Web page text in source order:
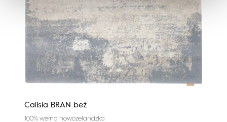
Calisia BRAN beż
100% wełna nowozelandzka